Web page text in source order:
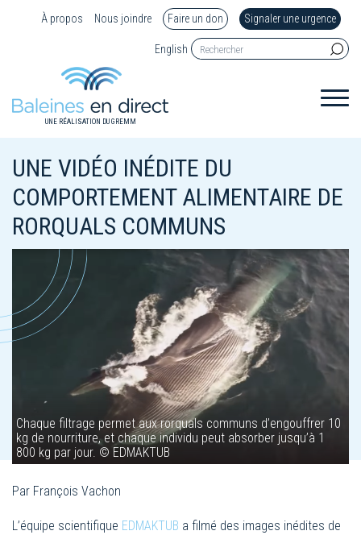
À propos Nous joindre Faire un don Signaler une urgence
English
UNE RÉALISATION DU GREMM
UNE VIDÉO INÉDITE DU
COMPORTEMENT ALIMENTAIRE DE
RORQUALS COMMUNS
Chaque filtrage permet aux rorquals communs d’engouffrer 10
kg de nourriture, et chaque individu peut absorber jusqu’à 1
800 kg par jour. © EDMAKTUB
Par François Vachon
L’équipe scientifique EDMAKTUB a filmé des images inédites de